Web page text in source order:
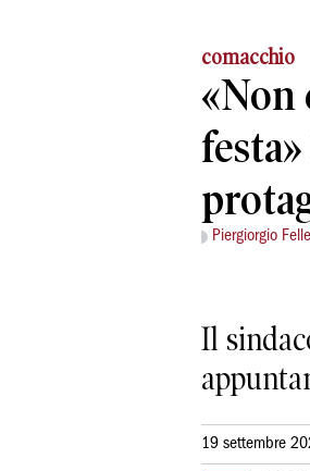
comacchio
«Non
Piergiorgio
Il
19 settembre